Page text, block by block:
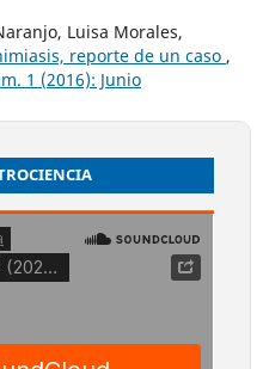
Luisa Morales,
reporte de un caso ,
1 (2016): Junio